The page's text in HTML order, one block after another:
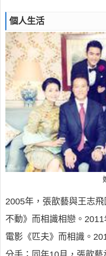
個人生活
2005年，張歆藝與王志
不動》而相識相戀。
電影《匹夫》而相識。